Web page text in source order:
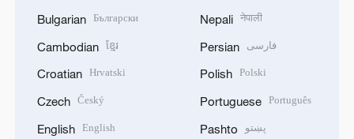
Bulgarian Български
Cambodian ខ្មែរ
Croatian Hrvatski
Czech Český
English English
Nepali नेपाली
Persian فارسی
Polish Polski
Portuguese Português
Pashto پښتو